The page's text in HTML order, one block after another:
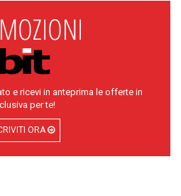
e ricevi in anteprima le offerte in
per te!
ORA